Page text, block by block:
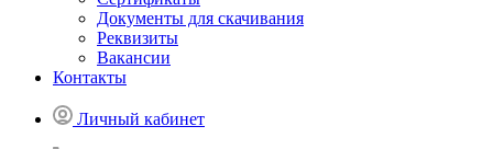
Документы для скачивания
Реквизиты
Вакансии
Контакты
Личный кабинет